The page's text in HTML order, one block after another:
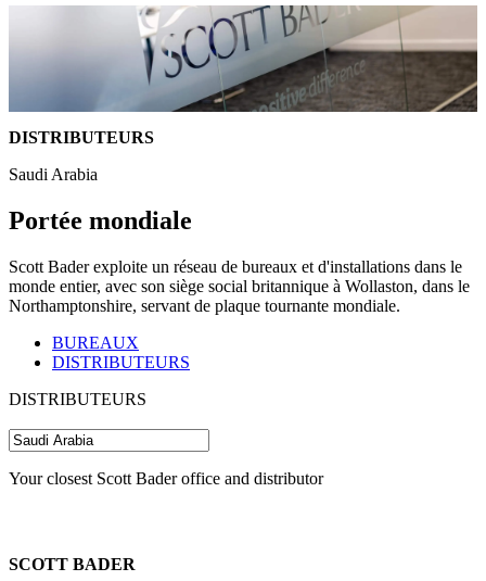
DISTRIBUTEURS
Saudi Arabia
Portée mondiale
Scott Bader exploite un réseau de bureaux et d'installations dans le
monde entier, avec son siège social britannique à Wollaston, dans le
Northamptonshire, servant de plaque tournante mondiale.
BUREAUX
DISTRIBUTEURS
DISTRIBUTEURS
Your closest Scott Bader office and distributor
SCOTT BADER